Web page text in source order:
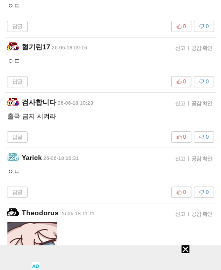
ㅇㄷ
답글 0
0
혈기린17 26-06-18 09:16 신고 | 공감 확인
ㅇㄷ
답글 0
0
검사합니다 26-06-18 10:23 신고 | 공감 확인
출국 금지 시켜라
답글 0
0
Yarick 26-06-18 10:31 신고 | 공감 확인
ㅇㄷ
답글 0
0
Theodorus 26-06-18 11:11 신고 | 공감 확인
AD